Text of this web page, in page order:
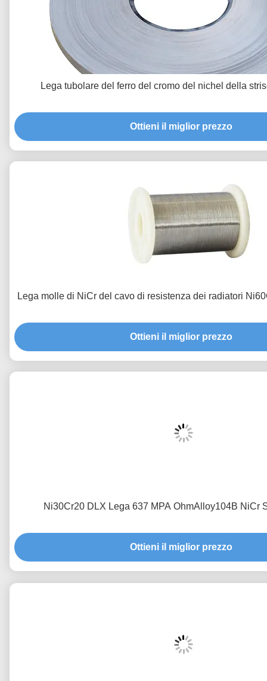
Lega tubolare del ferro del cromo del nichel della
Ottieni il miglior prezzo
Lega molle di NiCr del cavo di resistenza dei radiatori
Ottieni il miglior prezzo
Ni30Cr20 DLX Lega 637 MPA OhmAlloy104B NiCr
Ottieni il miglior prezzo